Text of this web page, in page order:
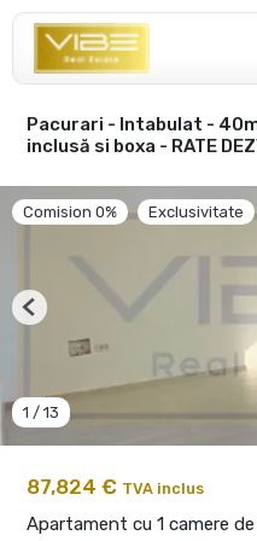
Pacurari - Intabulat -
inclusă si boxa - RATE
87,824 € TVA inclus
Apartament cu 1 camere
Comision 0% Exclusivitate
1 / 13
Previous